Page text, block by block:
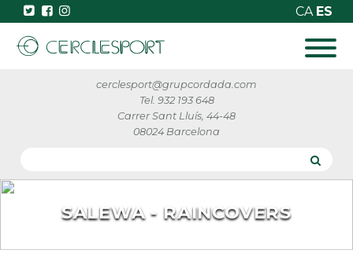
CA ES
cerclesport@grupcordada.com
Tel. 932 193 648
Carrer Sant Lluís, 44-48
08024 Barcelona
SALEWA - RAINCOVERS